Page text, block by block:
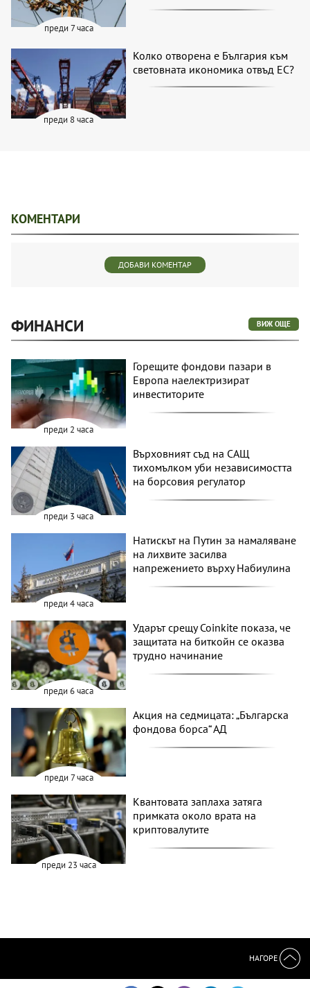
преди 7 часа
преди 8 часа
Колко отворена е България към
световната икономика отвъд ЕС?
КОМЕНТАРИ
ДОБАВИ КОМЕНТАР
ФИНАНСИ ВИЖ ОЩЕ
преди 2 часа
Горещите фондови пазари в
Европа наелектризират
инвеститорите
преди 3 часа
Върховният съд на САЩ
тихомълком уби независимостта
на борсовия регулатор
преди 4 часа
Натискът на Путин за намаляване
на лихвите засилва
напрежението върху Набиулина
преди 6 часа
Ударът срещу Coinkite показа, че
защитата на биткойн се оказва
трудно начинание
преди 7 часа
Акция на седмицата: „Българска
фондова борса“ АД
преди 23 часа
Квантовата заплаха затяга
примката около врата на
криптовалутите
НАГОРЕ